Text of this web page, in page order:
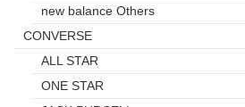
new balance Others
CONVERSE
ALL STAR
ONE STAR